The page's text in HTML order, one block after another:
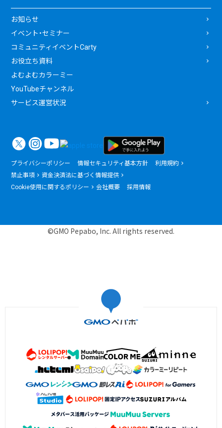
お知らせ
イベント・セミナー
コミュニティイベントCarty
お役立ち資料
よむよむカラーミー
YouTubeチャンネル
サービス運営状況
プライバシーポリシー 情報セキュリティ基本方針
利用規約
禁止事項
資金決済法に基づく情報提供
Cookie使用に関するポリシー
会社概要 採用情報
©GMO Pepabo, Inc. All rights reserved.